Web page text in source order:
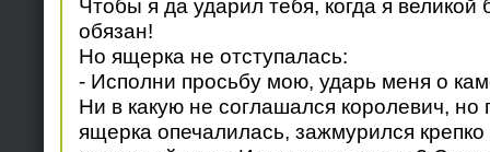
Чтобы я да ударил тебя, когда я великой
обязан!
Но ящерка не отступалась:
- Исполни просьбу мою, ударь меня о
Ни в какую не соглашался королевич, но
ящерка опечалилась, зажмурился